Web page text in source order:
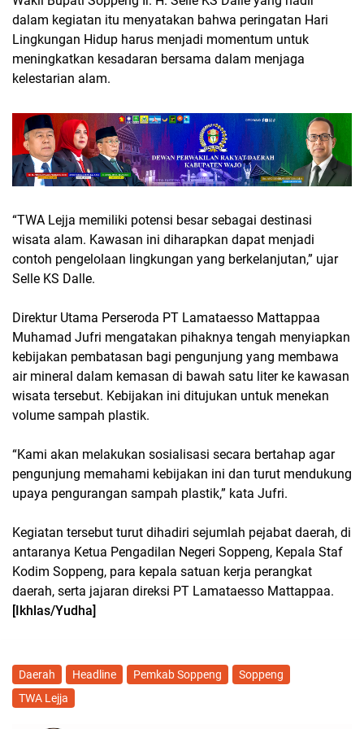
dalam kegiatan itu menyatakan bahwa peringatan Hari
Lingkungan Hidup harus menjadi momentum untuk
meningkatkan kesadaran bersama dalam menjaga
kelestarian alam.
“TWA Lejja memiliki potensi besar sebagai destinasi
wisata alam. Kawasan ini diharapkan dapat menjadi
contoh pengelolaan lingkungan yang berkelanjutan,” ujar
Selle KS Dalle.
Direktur Utama Perseroda PT Lamataesso Mattappaa
Muhamad Jufri mengatakan pihaknya tengah menyiapkan
kebijakan pembatasan bagi pengunjung yang membawa
air mineral dalam kemasan di bawah satu liter ke kawasan
wisata tersebut. Kebijakan ini ditujukan untuk menekan
volume sampah plastik.
“Kami akan melakukan sosialisasi secara bertahap agar
pengunjung memahami kebijakan ini dan turut mendukung
upaya pengurangan sampah plastik,” kata Jufri.
Kegiatan tersebut turut dihadiri sejumlah pejabat daerah, di
antaranya Ketua Pengadilan Negeri Soppeng, Kepala Staf
Kodim Soppeng, para kepala satuan kerja perangkat
daerah, serta jajaran direksi PT Lamataesso Mattappaa.
[Ikhlas/Yudha]
Daerah Headline Pemkab Soppeng
Soppeng
TWA Lejja